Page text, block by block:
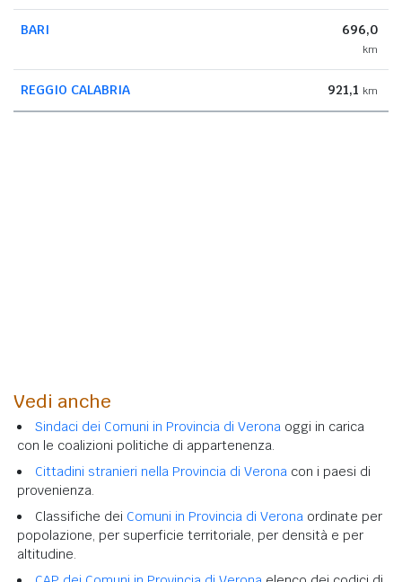
BARI 696,0
km
REGGIO CALABRIA 921,1 km
Vedi anche
Sindaci dei Comuni in Provincia di Verona oggi in carica
con le coalizioni politiche di appartenenza.
Cittadini stranieri nella Provincia di Verona con i paesi di
provenienza.
Classifiche dei Comuni in Provincia di Verona ordinate per
popolazione, per superficie territoriale, per densità e per
altitudine.